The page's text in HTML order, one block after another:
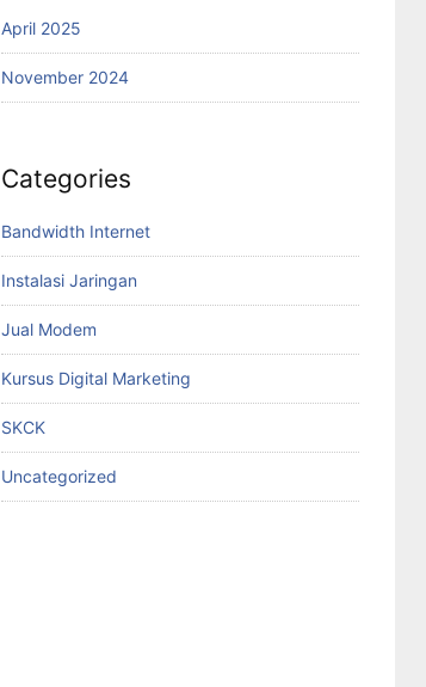
April 2025
November 2024
Categories
Bandwidth Internet
Instalasi Jaringan
Jual Modem
Kursus Digital Marketing
SKCK
Uncategorized